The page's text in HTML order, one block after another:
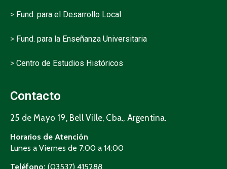
> Fund. para el Desarrollo Local
> Fund. para la Enseñanza Universitaria
> Centro de Estudios Históricos
Contacto
25 de Mayo 19, Bell Ville, Cba., Argentina.
Horarios de Atención
Lunes a Viernes de 7:00 a 14:00
Teléfono: (03537) 415288